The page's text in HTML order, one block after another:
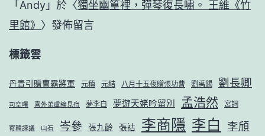
「 Andy 」於〈獨坐幽篁裡，彈琴復長嘯。 王維《竹
里館》 〉發佈留言
標籤雲
丹青引贈曹霸將軍 元稹 元結 八月十五夜贈張功曹 劉禹錫 劉長卿
司空曙 喜外弟盧綸見宿 夢李白 夢遊天姥吟留別 孟浩然 宮詞
寄韓諫議 山石 岑參 張九齡 張祜 李商隱 李白 李頎